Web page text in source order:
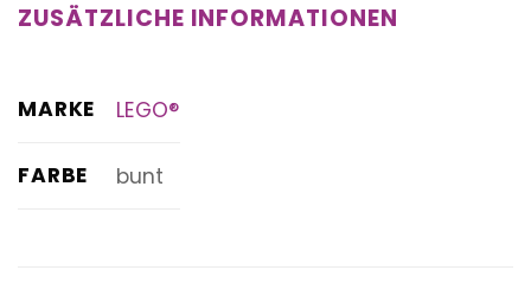
ZUSÄTZLICHE INFORMATIONEN
MARKE LEGO®
FARBE bunt